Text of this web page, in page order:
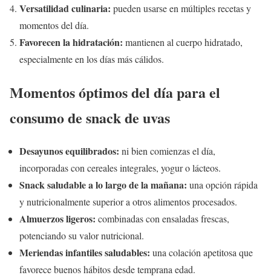
Versatilidad culinaria: pueden usarse en múltiples recetas y
momentos del día.
Favorecen la hidratación: mantienen al cuerpo hidratado,
especialmente en los días más cálidos.
Momentos óptimos del día para el
consumo de snack de uvas
Desayunos equilibrados: ni bien comienzas el día,
incorporadas con cereales integrales, yogur o lácteos.
Snack saludable a lo largo de la mañana: una opción rápida
y nutricionalmente superior a otros alimentos procesados.
Almuerzos ligeros: combinadas con ensaladas frescas,
potenciando su valor nutricional.
Meriendas infantiles saludables: una colación apetitosa que
favorece buenos hábitos desde temprana edad.